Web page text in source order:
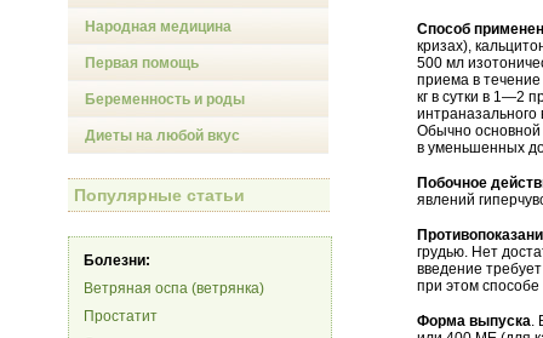
Народная медицина
Первая помощь
Беременность и роды
Диеты на любой вкус
Популярные статьи
Болезни:
Ветряная оспа (ветрянка)
Простатит
Способ
кризах),
500 мл
приема в
кг в сутки в 1—2
Обычно
в уменьшенных
Побочное
явлений
грудью. Нет
введение
при этом
Форма выпуска.